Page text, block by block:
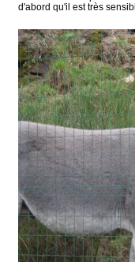
d'abord qu'il est très